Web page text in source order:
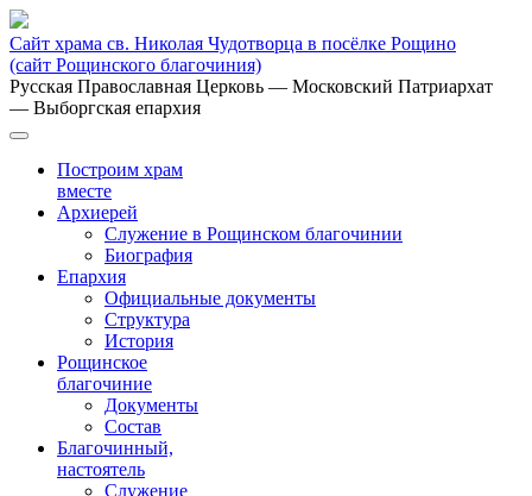
Сайт храма св. Николая Чудотворца в посёлке Рощино
(сайт Рощинского благочиния)
Русская Православная Церковь — Московский Патриархат
— Выборгская епархия
Построим храм
вместе
Архиерей
Служение в Рощинском благочинии
Биография
Епархия
Официальные документы
Структура
История
Рощинское
благочиние
Документы
Состав
Благочинный,
настоятель
Служение